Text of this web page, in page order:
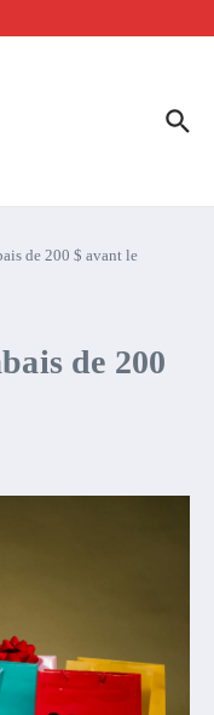
pour la transformer en
de 200 $ avant le
de 200